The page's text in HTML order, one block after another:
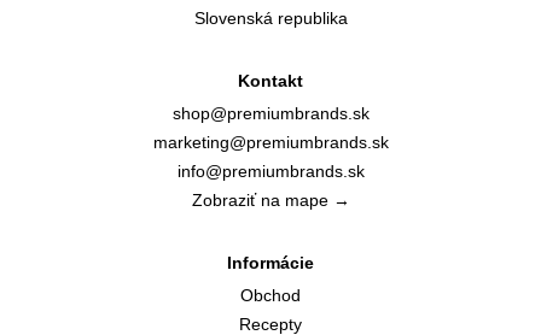
Slovenská republika
Kontakt
shop@premiumbrands.sk
marketing@premiumbrands.sk
info@premiumbrands.sk
Zobraziť na mape →
Informácie
Obchod
Recepty